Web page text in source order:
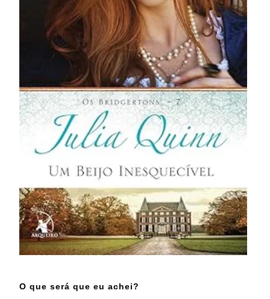
O que será que eu achei?